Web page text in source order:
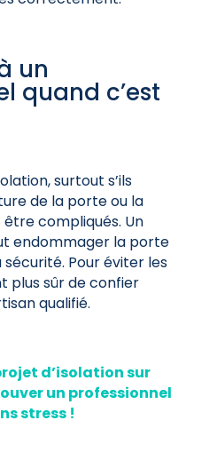
un
quand c’est
surtout s’ils
de la porte ou la
compliqués. Un
endommager la porte
Pour éviter les
plus sûr de confier
qualifié.
d’isolation sur
un professionnel
stress !